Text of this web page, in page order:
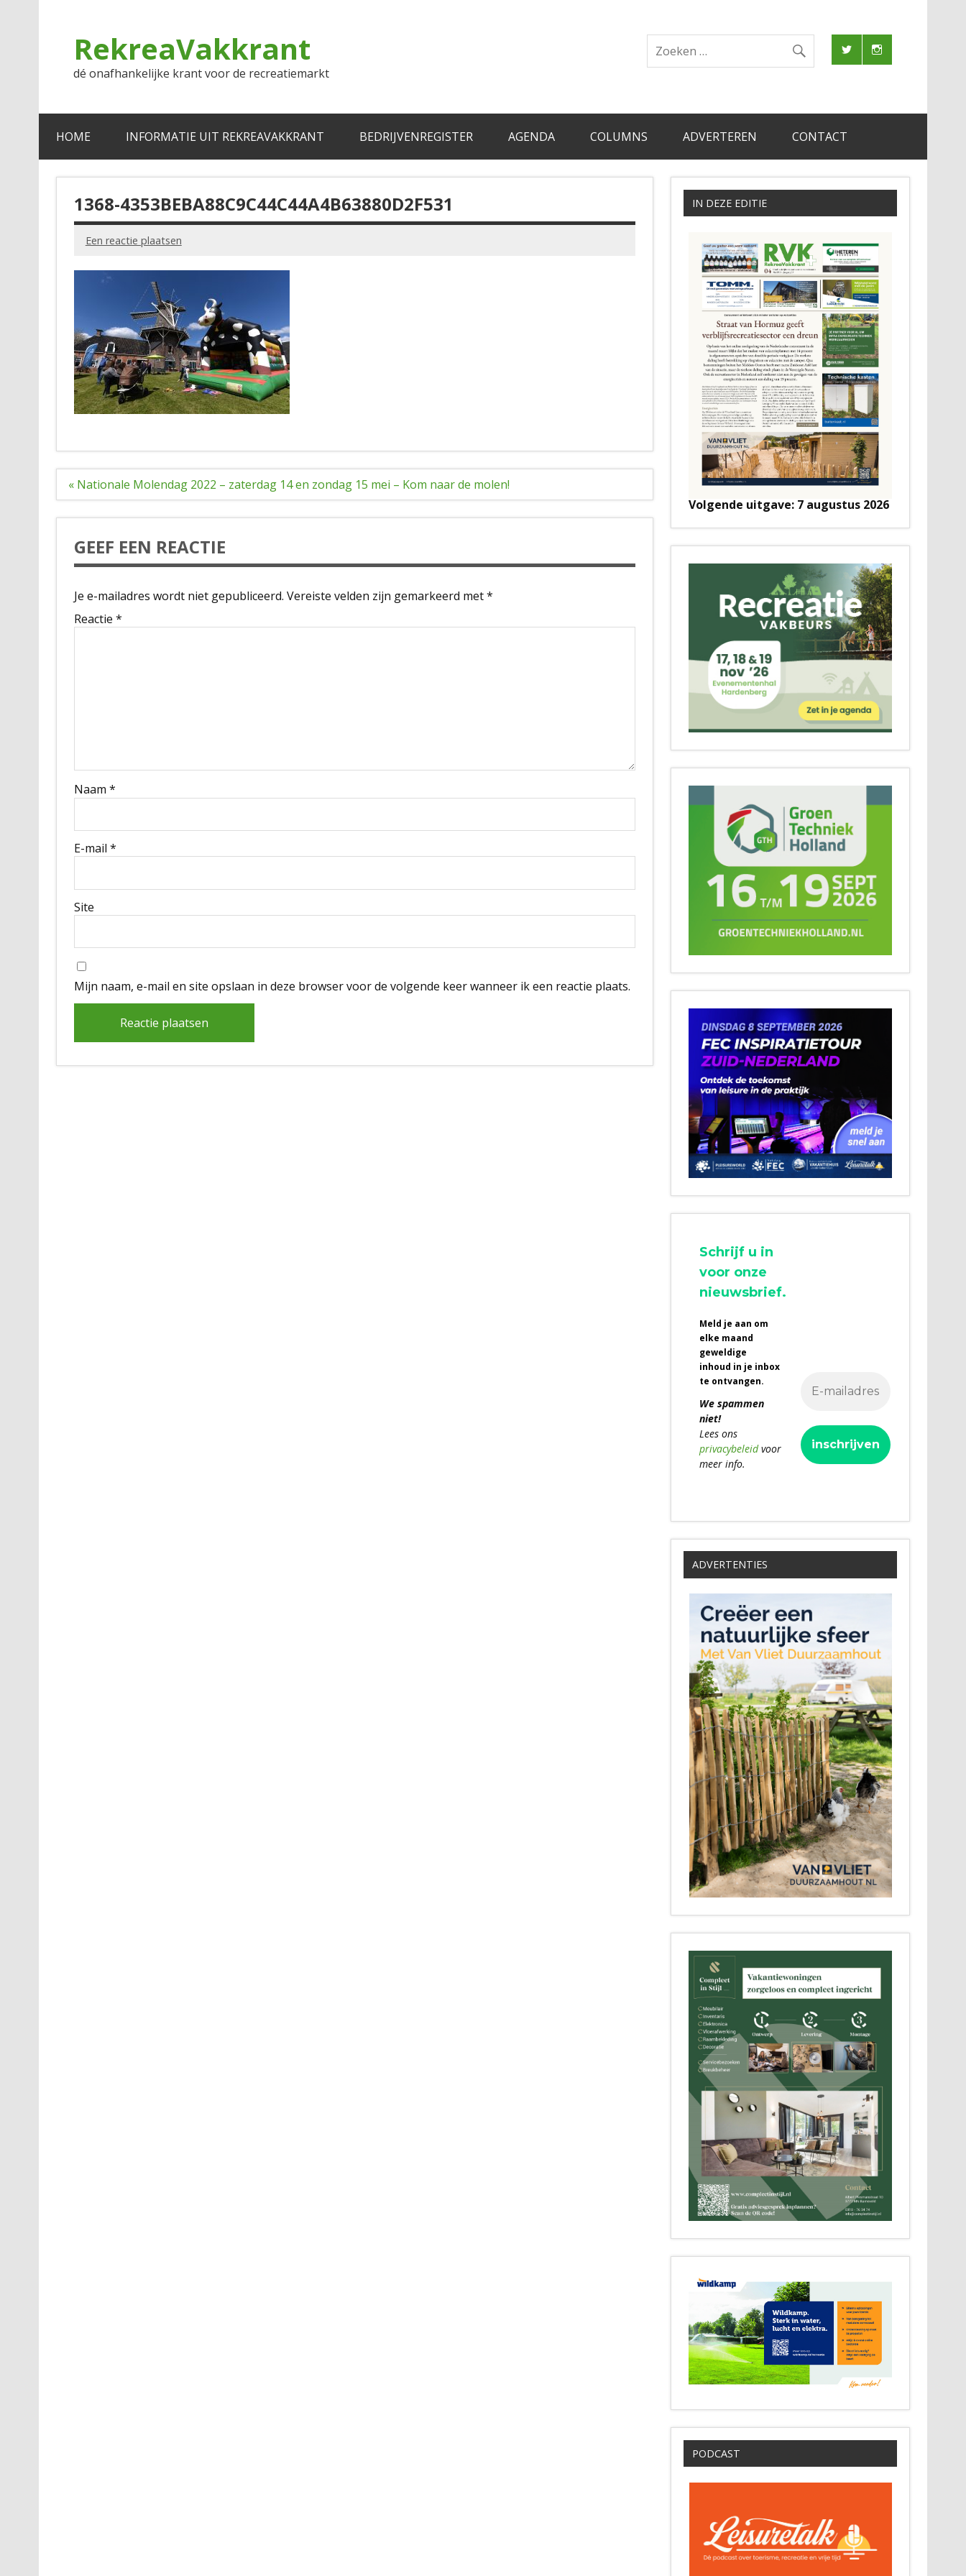
RekreaVakkrant
dé onafhankelijke krant voor de recreatiemarkt
HOME INFORMATIE UIT REKREAVAKKRANT BEDRIJVENREGISTER AGENDA COLUMNS ADVERTEREN CONTACT
1368-4353BEBA88C9C44C44A4B63880D2F531
Een reactie plaatsen
Bericht
« Nationale Molendag 2022 – zaterdag 14 en zondag 15 mei – Kom naar de molen!
GEEF EEN REACTIE
Je e-mailadres wordt niet gepubliceerd. Vereiste velden zijn gemarkeerd met*
Reactie *
Naam *
E-mail *
Site
Mijn naam, e-mail en site opslaan in deze browser voor de volgende keer wanneer ik een reactie plaats.
Alternative:
IN DEZE EDITIE
Volgende uitgave: 7 augustus 2026
Schrijf u in
voor onze
nieuwsbrief.
Meld je aan om
elke maand
geweldige
inhoud in je inbox
te ontvangen.
We spammen
niet!
Lees ons
privacybeleidvoor
meer info.
ADVERTENTIES
PODCAST